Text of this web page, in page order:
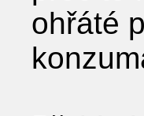
ohřáté